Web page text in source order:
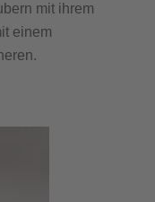
mit ihrem
einem